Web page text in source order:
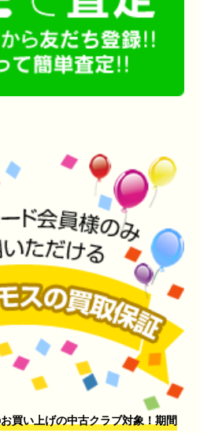
買い上げの中古クラブ対象！期間